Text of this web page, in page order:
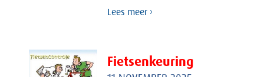
Lees meer ›
Fietsenkeuring